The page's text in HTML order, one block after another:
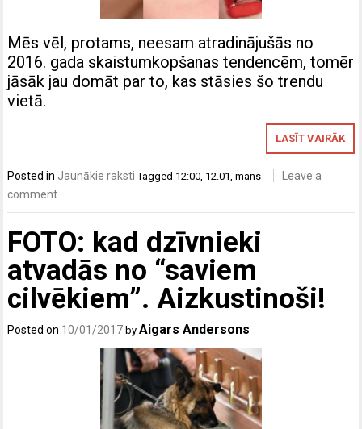
Mēs vēl, protams, neesam atradinājušās no
2016. gada skaistumkopšanas tendencēm, tomēr
jāsāk jau domāt par to, kas stāsies šo trendu
vietā.
LASĪT VAIRĀK
Posted in Jaunākie raksti Tagged 12:00 12.01 ,mans
Leave a
comment
FOTO: kad dzīvnieki
atvadās no “saviem
cilvēkiem”. Aizkustinoši!
Posted on 10/01/2017 byAigars Andersons